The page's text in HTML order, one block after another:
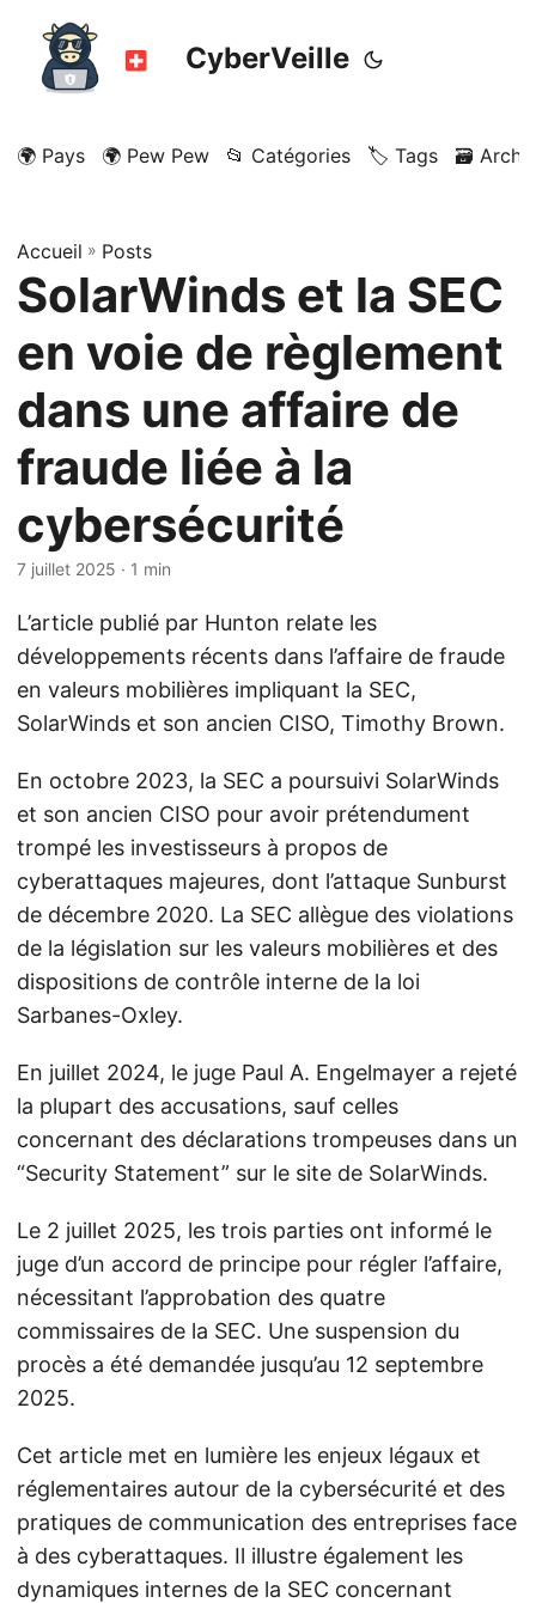
CyberVeille
🌍 Pays 🌍 Pew Pew 📂 Catégories 🏷️ Tags 🗃️
Accueil » Posts
SolarWinds et la SEC
en voie de règlement
dans une affaire de
fraude liée à la
cybersécurité
7 juillet 2025 · 1 min
L’article publié par Hunton relate les
développements récents dans l’affaire de fraude
en valeurs mobilières impliquant la SEC,
SolarWinds et son ancien CISO, Timothy Brown.
En octobre 2023, la SEC a poursuivi SolarWinds
et son ancien CISO pour avoir prétendument
trompé les investisseurs à propos de
cyberattaques majeures, dont l’attaque Sunburst
de décembre 2020. La SEC allègue des violations
de la législation sur les valeurs mobilières et des
dispositions de contrôle interne de la loi
Sarbanes-Oxley.
En juillet 2024, le juge Paul A. Engelmayer a rejeté
la plupart des accusations, sauf celles
concernant des déclarations trompeuses dans un
“Security Statement” sur le site de SolarWinds.
Le 2 juillet 2025, les trois parties ont informé le
juge d’un accord de principe pour régler l’affaire,
nécessitant l’approbation des quatre
commissaires de la SEC. Une suspension du
procès a été demandée jusqu’au 12 septembre
2025.
Cet article met en lumière les enjeux légaux et
réglementaires autour de la cybersécurité et des
pratiques de communication des entreprises face
à des cyberattaques. Il illustre également les
dynamiques internes de la SEC concernant